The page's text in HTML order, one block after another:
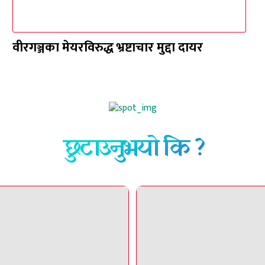
वीरगञ्जका मेयरविरुद्ध भ्रष्टाचार मुद्दा दायर
छुटाउनुभयो कि ?